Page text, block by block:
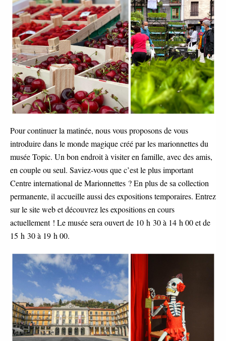
Pour continuer la matinée, nous vous proposons de vous
introduire dans le monde magique créé par les marionnettes du
musée Topic. Un bon endroit à visiter en famille, avec des amis,
en couple ou seul. Saviez-vous que c’est le plus important
Centre international de Marionnettes ? En plus de sa collection
permanente, il accueille aussi des expositions temporaires. Entrez
sur le site web et découvrez les expositions en cours
actuellement ! Le musée sera ouvert de 10 h 30 à 14 h 00 et de
15 h 30 à 19 h 00.